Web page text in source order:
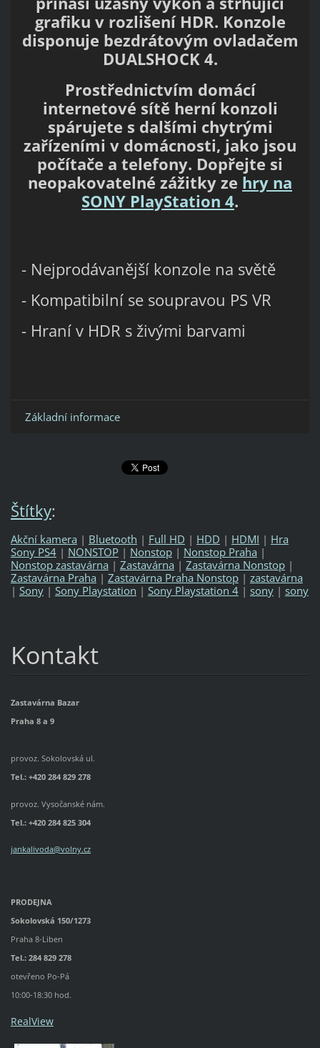
grafiku v rozlišení HDR. Konzole
disponuje bezdrátovým ovladačem
DUALSHOCK 4.
Prostřednictvím domácí
internetové sítě herní konzoli
spárujete s dalšími chytrými
zařízeními v domácnosti, jako jsou
počítače a telefony. Dopřejte si
neopakovatelné zážitky ze hry na
SONY PlayStation 4.
- Nejprodávanější konzole na světě
- Kompatibilní se soupravou PS VR
- Hraní v HDR s živými barvami
Základní informace
Štítky:
Akční kamera | Bluetooth | Full HD | HDD | HDMI | Hra
Sony PS4 | NONSTOP | Nonstop | Nonstop Praha |
Nonstop zastavárna | Zastavárna | Zastavárna Nonstop |
Zastavárna Praha | Zastavárna Praha Nonstop | zastavárna
| Sony | Sony Playstation | Sony Playstation 4 | sony | sony
Kontakt
Zastavárna Bazar
Praha 8 a 9
provoz. Sokolovská ul.
Tel.: +420 284 829 278
provoz. Vysočanské nám.
Tel.: +420 284 825 304
jankalivoda@volny.cz
PRODEJNA
Sokolovská 150/1273
Praha 8-Liben
Tel.: 284 829 278
otevřeno Po-Pá
10:00-18:30 hod.
RealView